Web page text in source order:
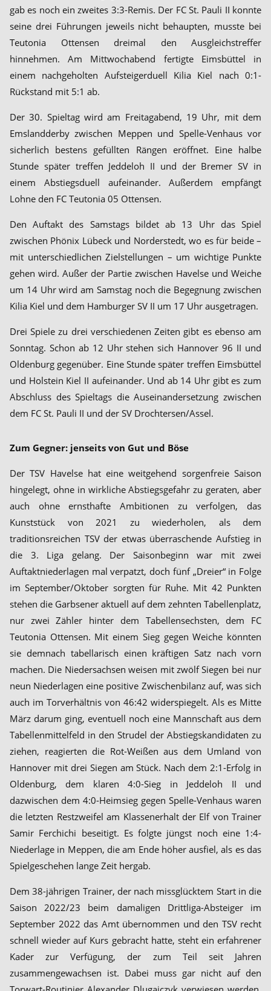
gab es noch ein zweites 3:3-Remis. Der FC St. Pauli II konnte
seine drei Führungen jeweils nicht behaupten, musste bei
Teutonia Ottensen dreimal den Ausgleichstreffer
hinnehmen. Am Mittwochabend fertigte Eimsbüttel in
einem nachgeholten Aufsteigerduell Kilia Kiel nach 0:1-
Rückstand mit 5:1 ab.
Der 30. Spieltag wird am Freitagabend, 19 Uhr, mit dem
Emslandderby zwischen Meppen und Spelle-Venhaus vor
sicherlich bestens gefüllten Rängen eröffnet. Eine halbe
Stunde später treffen Jeddeloh II und der Bremer SV in
einem Abstiegsduell aufeinander. Außerdem empfängt
Lohne den FC Teutonia 05 Ottensen.
Den Auftakt des Samstags bildet ab 13 Uhr das Spiel
zwischen Phönix Lübeck und Norderstedt, wo es für beide –
mit unterschiedlichen Zielstellungen – um wichtige Punkte
gehen wird. Außer der Partie zwischen Havelse und Weiche
um 14 Uhr wird am Samstag noch die Begegnung zwischen
Kilia Kiel und dem Hamburger SV II um 17 Uhr ausgetragen.
Drei Spiele zu drei verschiedenen Zeiten gibt es ebenso am
Sonntag. Schon ab 12 Uhr stehen sich Hannover 96 II und
Oldenburg gegenüber. Eine Stunde später treffen Eimsbüttel
und Holstein Kiel II aufeinander. Und ab 14 Uhr gibt es zum
Abschluss des Spieltags die Auseinandersetzung zwischen
dem FC St. Pauli II und der SV Drochtersen/Assel.
Zum Gegner: jenseits von Gut und Böse
Der TSV Havelse hat eine weitgehend sorgenfreie Saison
hingelegt, ohne in wirkliche Abstiegsgefahr zu geraten, aber
auch ohne ernsthafte Ambitionen zu verfolgen, das
Kunststück von 2021 zu wiederholen, als dem
traditionsreichen TSV der etwas überraschende Aufstieg in
die 3. Liga gelang. Der Saisonbeginn war mit zwei
Auftaktniederlagen mal verpatzt, doch fünf „Dreier“ in Folge
im September/Oktober sorgten für Ruhe. Mit 42 Punkten
stehen die Garbsener aktuell auf dem zehnten Tabellenplatz,
nur zwei Zähler hinter dem Tabellensechsten, dem FC
Teutonia Ottensen. Mit einem Sieg gegen Weiche könnten
sie demnach tabellarisch einen kräftigen Satz nach vorn
machen. Die Niedersachsen weisen mit zwölf Siegen bei nur
neun Niederlagen eine positive Zwischenbilanz auf, was sich
auch im Torverhältnis von 46:42 widerspiegelt. Als es Mitte
März darum ging, eventuell noch eine Mannschaft aus dem
Tabellenmittelfeld in den Strudel der Abstiegskandidaten zu
ziehen, reagierten die Rot-Weißen aus dem Umland von
Hannover mit drei Siegen am Stück. Nach dem 2:1-Erfolg in
Oldenburg, dem klaren 4:0-Sieg in Jeddeloh II und
dazwischen dem 4:0-Heimsieg gegen Spelle-Venhaus waren
die letzten Restzweifel am Klassenerhalt der Elf von Trainer
Samir Ferchichi beseitigt. Es folgte jüngst noch eine 1:4-
Niederlage in Meppen, die am Ende höher ausfiel, als es das
Spielgeschehen lange Zeit hergab.
Dem 38-jährigen Trainer, der nach missglücktem Start in die
Saison 2022/23 beim damaligen Drittliga-Absteiger im
September 2022 das Amt übernommen und den TSV recht
schnell wieder auf Kurs gebracht hatte, steht ein erfahrener
Kader zur Verfügung, der zum Teil seit Jahren
zusammengewachsen ist. Dabei muss gar nicht auf den